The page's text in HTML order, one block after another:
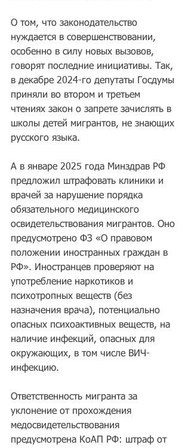
О том, что законодательство
нуждается в совершенствовании,
особенно в силу новых вызовов,
говорят последние инициативы. Так,
в декабре 2024-го депутаты Госдумы
приняли во втором и третьем
чтениях закон о запрете зачислять в
школы детей мигрантов, не знающих
русского языка.
А в январе 2025 года Минздрав РФ
предложил штрафовать клиники и
врачей за нарушение порядка
обязательного медицинского
освидетельствования мигрантов. Оно
предусмотрено ФЗ «О правовом
положении иностранных граждан в
РФ». Иностранцев проверяют на
употребление наркотиков и
психотропных веществ (без
назначения врача), потенциально
опасных психоактивных веществ, на
наличие инфекций, опасных для
окружающих, в том числе ВИЧ-
инфекцию.
Ответственность мигранта за
уклонение от прохождения
медосвидетельствования
предусмотрена КоАП РФ: штраф от